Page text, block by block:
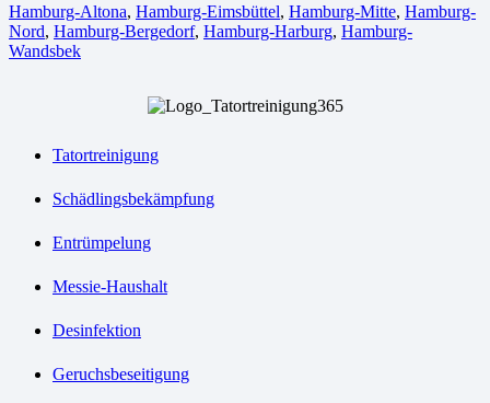
Hamburg-Altona, Hamburg-Eimsbüttel, Hamburg-Mitte, Hamburg-
Nord, Hamburg-Bergedorf, Hamburg-Harburg, Hamburg-
Wandsbek
Tatortreinigung
Schädlingsbekämpfung
Entrümpelung
Messie-Haushalt
Desinfektion
Geruchsbeseitigung